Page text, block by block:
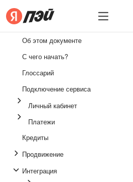
Бизнесу
Об этом документе
С чего начать?
Глоссарий
Подключение сервиса
Личный кабинет
Платежи
Кредиты
Продвижение
Интеграция